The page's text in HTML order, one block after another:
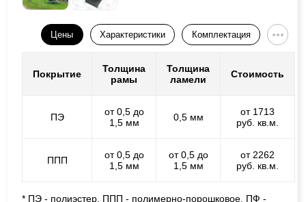
Цены Характеристики Комплектация
Покрытие
Толщина
рамы
Толщина
ламели
Стоимость
ПЭ
от 0,5 до
1,5 мм
0,5 мм
от 1713
руб. кв.м.
ППП
от 0,5 до
1,5 мм
от 0,5 до
1,5 мм
от 2262
руб. кв.м.
* ПЭ - полиэстер, ППП - полимерно-порошковое, ПФ -